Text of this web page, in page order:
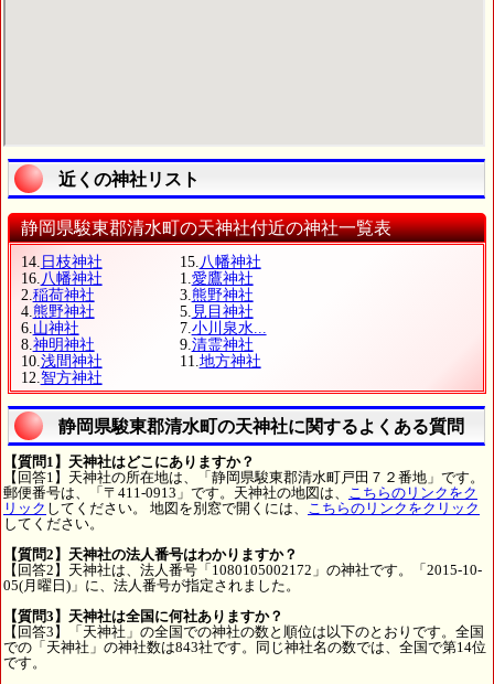
近くの神社リスト
静岡県駿東郡清水町の天神社付近の神社一覧表
14. 日枝神社 15.八幡神社
16.八幡神社 1.愛鷹神社
2.稲荷神社 3.熊野神社
4.熊野神社 5. 見目神社
6.山神社 7.小川泉水...
8.神明神社 9.清霊神社
10.浅間神社 11.地方神社
12.智方神社
静岡県駿東郡清水町の天神社に関するよくある質問
【質問1】天神社はどこにありますか？
【回答1】天神社の所在地は、「静岡県駿東郡清水町戸田７２番地」です。
郵便番号は、「〒411-0913」です。天神社の地図は、 こちらのリンクをク
リック してください。 地図を別窓で開くには、 こちらのリンクをクリック
してください。
【質問2】天神社の法人番号はわかりますか？
【回答2】天神社は、法人番号「1080105002172」の神社です。「2015-10-
05(月曜日)」に、法人番号が指定されました。
【質問3】天神社は全国に何社ありますか？
【回答3】「天神社」の全国での神社の数と順位は以下のとおりです。全国
での「天神社」の神社数は843社です。同じ神社名の数では、全国で第14位
です。